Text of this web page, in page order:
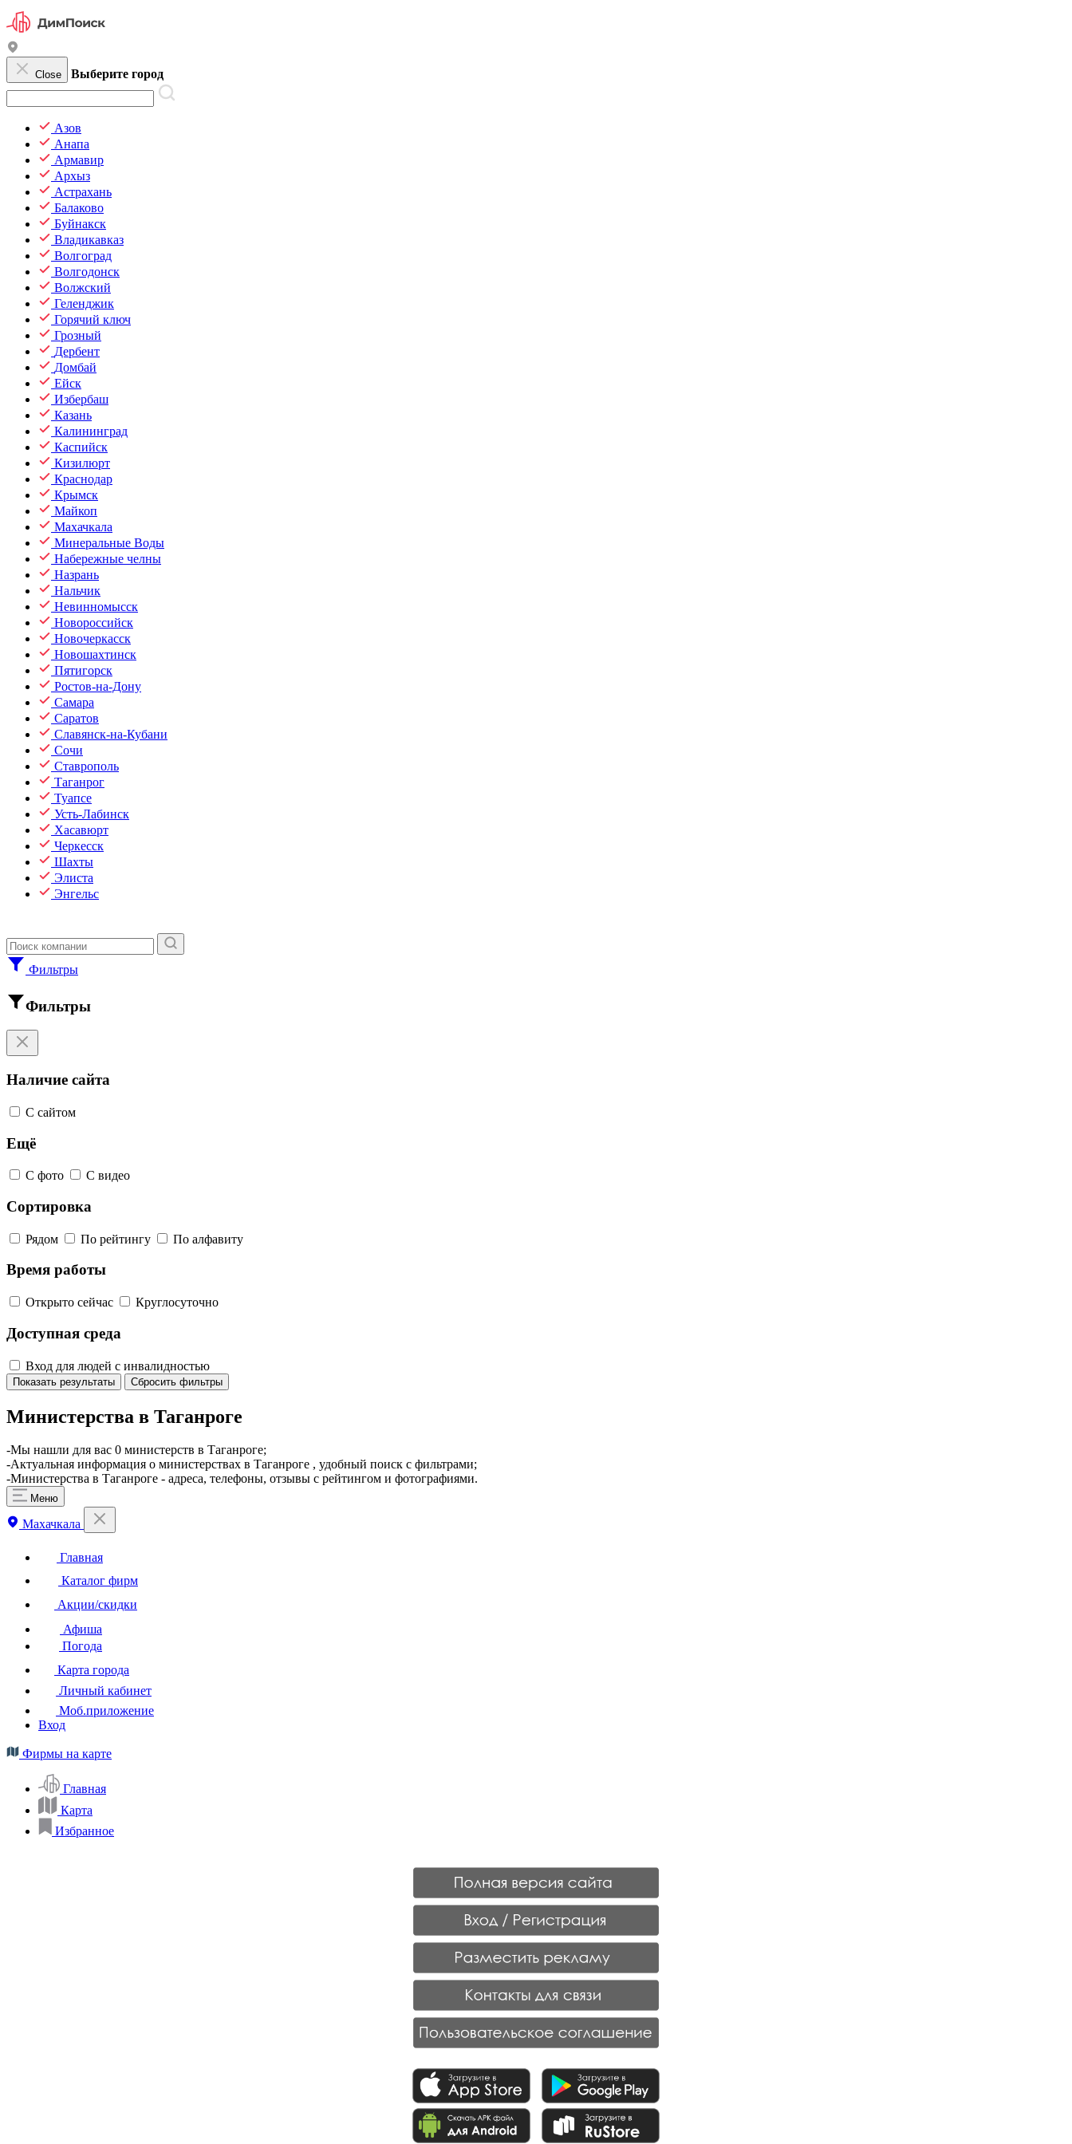
Close Выберите город
Азов
Анапа
Армавир
Архыз
Астрахань
Балаково
Буйнакск
Владикавказ
Волгоград
Волгодонск
Волжский
Геленджик
Горячий ключ
Грозный
Дербент
Домбай
Ейск
Избербаш
Казань
Калининград
Каспийск
Кизилюрт
Краснодар
Крымск
Майкоп
Махачкала
Минеральные Воды
Набережные челны
Назрань
Нальчик
Невинномысск
Новороссийск
Новочеркасск
Новошахтинск
Пятигорск
Ростов-на-Дону
Самара
Саратов
Славянск-на-Кубани
Сочи
Ставрополь
Таганрог
Туапсе
Усть-Лабинск
Хасавюрт
Черкесск
Шахты
Элиста
Энгельс
Фильтры
Фильтры
Наличие сайта
С сайтом
Ещё
С фото С видео
Сортировка
Рядом По рейтингу По алфавиту
Время работы
Открыто сейчас Круглосуточно
Доступная среда
Вход для людей с инвалидностью
Показать результаты Сбросить фильтры
Министерства в Таганроге
​-Мы нашли для вас 0 министерств в Таганроге;
-Актуальная информация о министерствах в Таганроге , удобный поиск с фильтрами;
-Министерства в Таганроге - адреса, телефоны, отзывы с рейтингом и фотографиями.
Меню
Махачкала
Главная
Каталог фирм
Акции/скидки
Афиша
Погода
Карта города
Личный кабинет
Моб.приложение
Вход
Фирмы на карте
Главная
Карта
Избранное